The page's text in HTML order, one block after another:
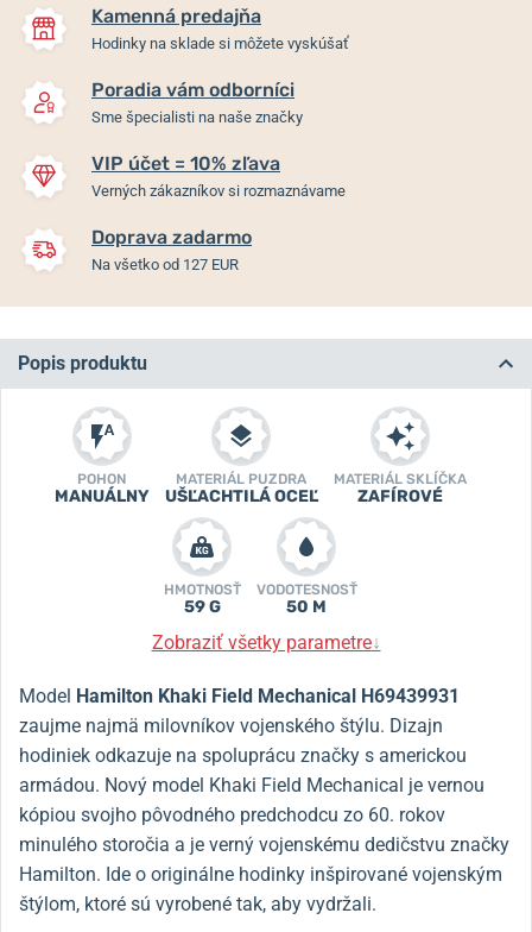
Kamenná predajňa
Hodinky na sklade si môžete vyskúšať
Poradia vám odborníci
Sme špecialisti na naše značky
VIP účet = 10% zľava
Verných zákazníkov si rozmaznávame
Doprava zadarmo
Na všetko od 127 EUR
Popis produktu
POHON
MANUÁLNY
MATERIÁL PUZDRA
UŠĽACHTILÁ OCEĽ
MATERIÁL SKLÍČKA
ZAFÍROVÉ
HMOTNOSŤ
59 G
VODOTESNOSŤ
50 M
Zobraziť všetky parametre↓
Model Hamilton Khaki Field Mechanical H69439931
zaujme najmä milovníkov vojenského štýlu. Dizajn
hodiniek odkazuje na spoluprácu značky s americkou
armádou. Nový model Khaki Field Mechanical je vernou
kópiou svojho pôvodného predchodcu zo 60. rokov
minulého storočia a je verný vojenskému dedičstvu značky
Hamilton. Ide o originálne hodinky inšpirované vojenským
štýlom, ktoré sú vyrobené tak, aby vydržali.